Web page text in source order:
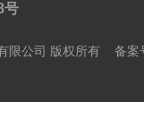
号
限公司 版权所有 备案